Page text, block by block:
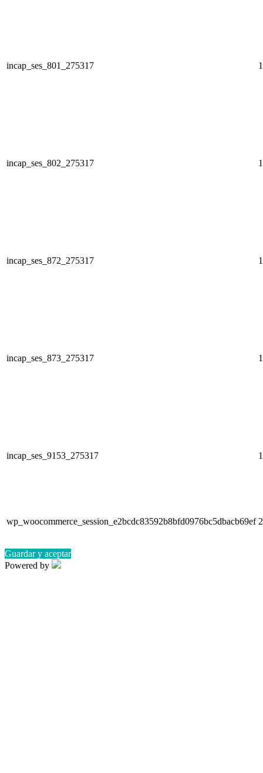
incap_ses_801_275317
incap_ses_802_275317
incap_ses_872_275317
incap_ses_873_275317
incap_ses_9153_275317
wp_woocommerce_session_e2bcdc83592b8bfd0976bc5dbacb69ef
Guardar y aceptar
Powered by